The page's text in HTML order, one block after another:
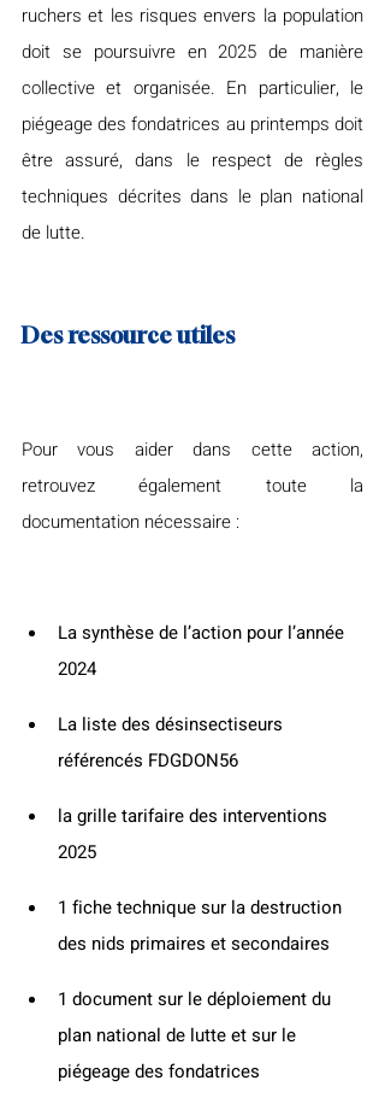
ruchers et les risques envers la population
doit se poursuivre en 2025 de manière
collective et organisée. En particulier, le
piégeage des fondatrices au printemps doit
être assuré, dans le respect de règles
techniques décrites dans le plan national
de lutte.
Des ressource utiles
Pour vous aider dans cette action,
retrouvez également toute la
documentation nécessaire :
La synthèse de l’action pour l’année
2024
La liste des désinsectiseurs
référencés FDGDON56
la grille tarifaire des interventions
2025
1 fiche technique sur la destruction
des nids primaires et secondaires
1 document sur le déploiement du
plan national de lutte et sur le
piégeage des fondatrices